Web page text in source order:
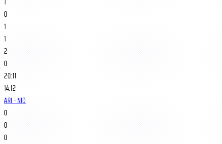
0
1
1
2
0
20:11
14.12
ARI - NJD
0
0
0